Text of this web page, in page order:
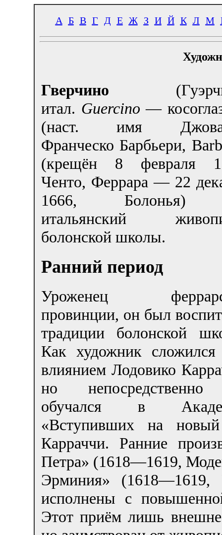
А Б В Г Д Е Ж З И Й К Л М
Гверчино
итал. Guercino —
(наст. имя
Франческо Барбьери,
(крещён 8 февраля
Ченто, Феррара — 22
1666,
итальянский
болонской школы.
Ранний период
Уроженец
провинции, он был
традиции болонской
Как художник
влиянием Лодовико
но
обучался в
«Вступивших на
Карраччи. Ранние
Петра» (1618—1619,
Эрминия» (1618—1619,
исполнены с
Этот приём лишь